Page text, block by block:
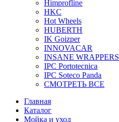
Himprofline
HKC
Hot Wheels
HUBERTH
IK Goizper
INNOVACAR
INSANE WRAPPERS
IPC Portotecnica
IPC Soteco Panda
СМОТРЕТЬ ВСЕ
Главная
Каталог
Мойка и уход